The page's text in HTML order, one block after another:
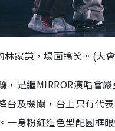
林家謙，場面搞笑。(大
，是繼MIRROR演唱會
台及機關，台上只有代
一身粉紅造色型配圓框